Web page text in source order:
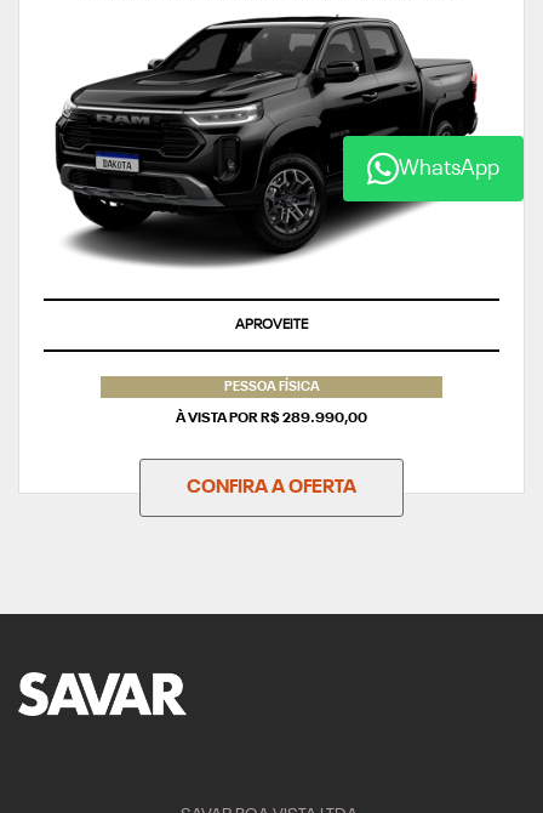
APROVEITE
PESSOA FÍSICA
À VISTA POR R$ 289.990,00
CONFIRA A OFERTA
WhatsApp